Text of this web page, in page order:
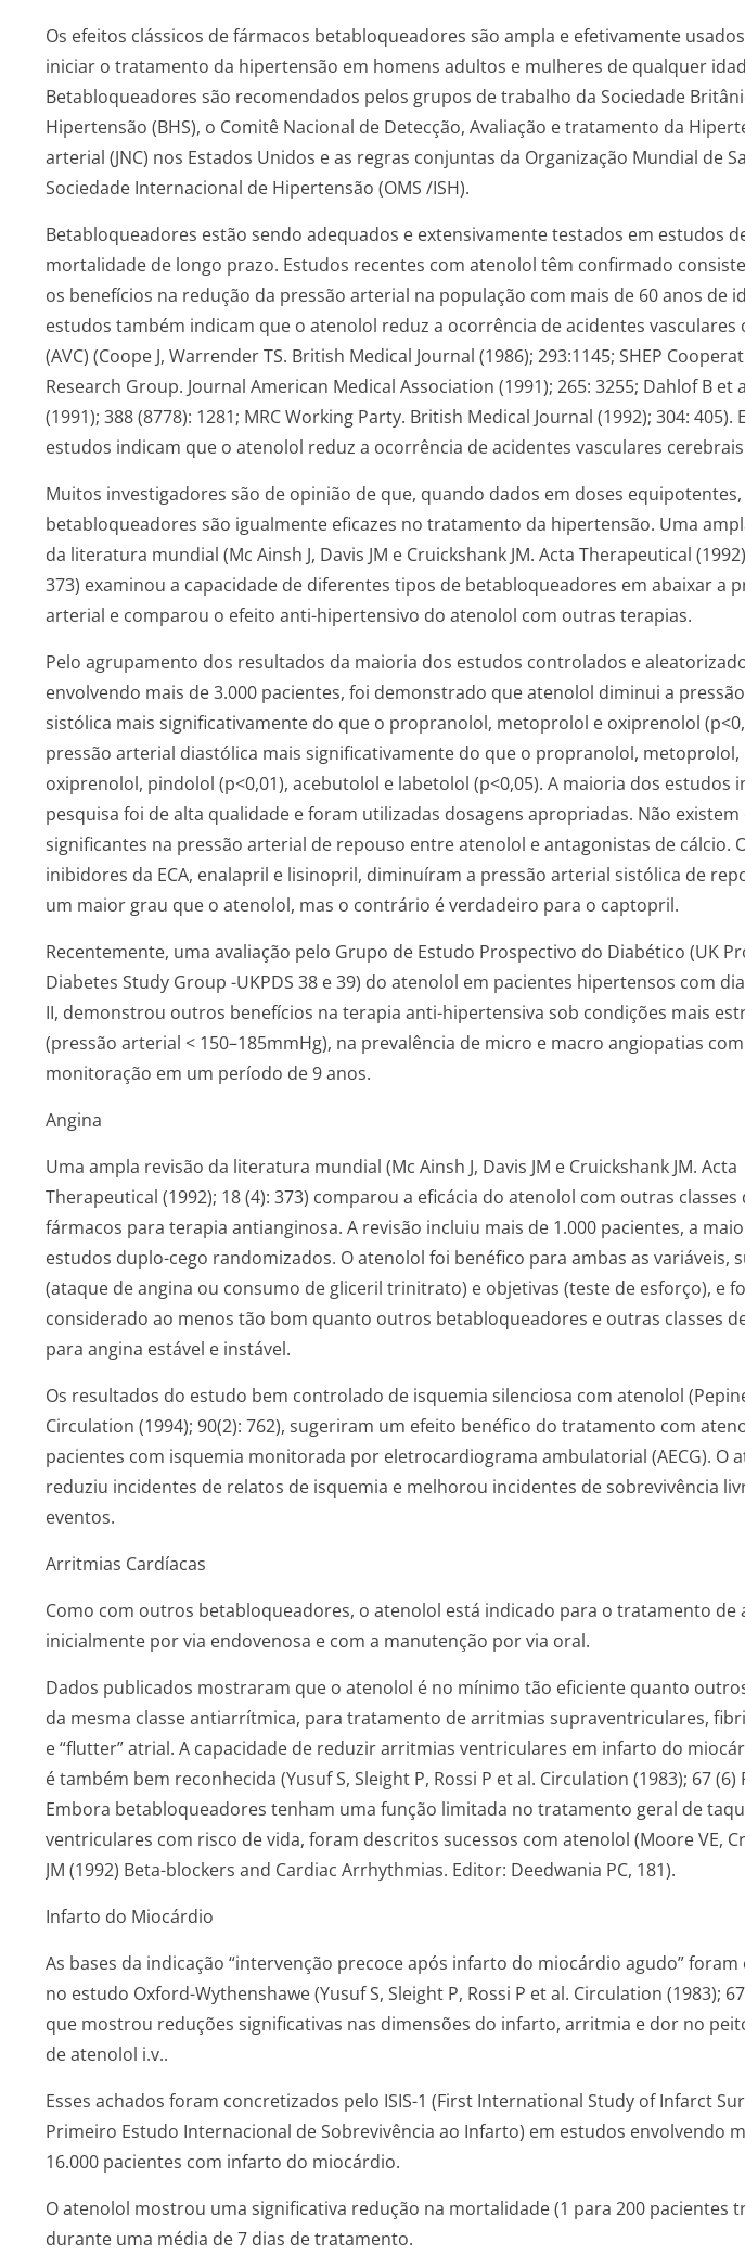
Os efeitos clássicos de fármacos betabloqueadores são ampla e efetivamente
iniciar o tratamento da hipertensão em homens adultos e mulheres de qualquer
Betabloqueadores são recomendados pelos grupos de trabalho da Sociedade
Hipertensão (BHS), o Comitê Nacional de Detecção, Avaliação e tratamento da
arterial (JNC) nos Estados Unidos e as regras conjuntas da Organização Mundial de
Sociedade Internacional de Hipertensão (OMS /ISH).
Betabloqueadores estão sendo adequados e extensivamente testados em estudos
mortalidade de longo prazo. Estudos recentes com atenolol têm confirmado
os benefícios na redução da pressão arterial na população com mais de 60 anos de
estudos também indicam que o atenolol reduz a ocorrência de acidentes vasculares
(AVC) (Coope J, Warrender TS. British Medical Journal (1986); 293:1145; SHEP
Research Group. Journal American Medical Association (1991); 265: 3255; Dahlof B et
(1991); 388 (8778): 1281; MRC Working Party. British Medical Journal (1992); 304: 405).
estudos indicam que o atenolol reduz a ocorrência de acidentes vasculares cerebrais
Muitos investigadores são de opinião de que, quando dados em doses
betabloqueadores são igualmente eficazes no tratamento da hipertensão. Uma
da literatura mundial (Mc Ainsh J, Davis JM e Cruickshank JM. Acta Therapeutical
373) examinou a capacidade de diferentes tipos de betabloqueadores em abaixar a
arterial e comparou o efeito anti-hipertensivo do atenolol com outras terapias.
Pelo agrupamento dos resultados da maioria dos estudos controlados e
envolvendo mais de 3.000 pacientes, foi demonstrado que atenolol diminui a
sistólica mais significativamente do que o propranolol, metoprolol e oxiprenolol
pressão arterial diastólica mais significativamente do que o propranolol, metoprolol,
oxiprenolol, pindolol (p<0,01), acebutolol e labetolol (p<0,05). A maioria dos estudos
pesquisa foi de alta qualidade e foram utilizadas dosagens apropriadas. Não existem
significantes na pressão arterial de repouso entre atenolol e antagonistas de cálcio.
inibidores da ECA, enalapril e lisinopril, diminuíram a pressão arterial sistólica de
um maior grau que o atenolol, mas o contrário é verdadeiro para o captopril.
Recentemente, uma avaliação pelo Grupo de Estudo Prospectivo do Diabético (UK
Diabetes Study Group -UKPDS 38 e 39) do atenolol em pacientes hipertensos com
II, demonstrou outros benefícios na terapia anti-hipertensiva sob condições mais
(pressão arterial < 150–185mmHg), na prevalência de micro e macro angiopatias com
monitoração em um período de 9 anos.
Angina
Uma ampla revisão da literatura mundial (Mc Ainsh J, Davis JM e Cruickshank JM. Acta
Therapeutical (1992); 18 (4): 373) comparou a eficácia do atenolol com outras classes
fármacos para terapia antianginosa. A revisão incluiu mais de 1.000 pacientes, a
estudos duplo-cego randomizados. O atenolol foi benéfico para ambas as variáveis,
(ataque de angina ou consumo de gliceril trinitrato) e objetivas (teste de esforço), e
considerado ao menos tão bom quanto outros betabloqueadores e outras classes
para angina estável e instável.
Os resultados do estudo bem controlado de isquemia silenciosa com atenolol
Circulation (1994); 90(2): 762), sugeriram um efeito benéfico do tratamento com
pacientes com isquemia monitorada por eletrocardiograma ambulatorial (AECG). O
reduziu incidentes de relatos de isquemia e melhorou incidentes de sobrevivência
eventos.
Arritmias Cardíacas
Como com outros betabloqueadores, o atenolol está indicado para o tratamento de
inicialmente por via endovenosa e com a manutenção por via oral.
Dados publicados mostraram que o atenolol é no mínimo tão eficiente quanto
da mesma classe antiarrítmica, para tratamento de arritmias supraventriculares,
e “flutter” atrial. A capacidade de reduzir arritmias ventriculares em infarto do
é também bem reconhecida (Yusuf S, Sleight P, Rossi P et al. Circulation (1983); 67 (6)
Embora betabloqueadores tenham uma função limitada no tratamento geral de
ventriculares com risco de vida, foram descritos sucessos com atenolol (Moore VE,
JM (1992) Beta-blockers and Cardiac Arrhythmias. Editor: Deedwania PC, 181).
Infarto do Miocárdio
As bases da indicação “intervenção precoce após infarto do miocárdio agudo” foram
no estudo Oxford-Wythenshawe (Yusuf S, Sleight P, Rossi P et al. Circulation (1983);
que mostrou reduções significativas nas dimensões do infarto, arritmia e dor no
de atenolol i.v..
Esses achados foram concretizados pelo ISIS-1 (First International Study of Infarct
Primeiro Estudo Internacional de Sobrevivência ao Infarto) em estudos envolvendo
16.000 pacientes com infarto do miocárdio.
O atenolol mostrou uma significativa redução na mortalidade (1 para 200 pacientes
durante uma média de 7 dias de tratamento.